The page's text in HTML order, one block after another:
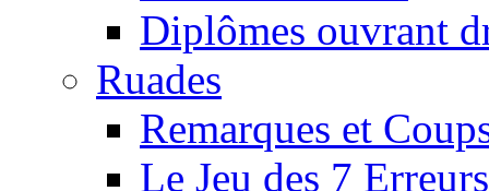
Diplômes ouvrant
Ruades
Remarques et
Le Jeu des 7 Erreurs